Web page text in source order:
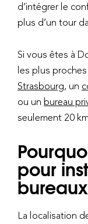
d’intégrer le
plus d’un tour
Si vous êtes à
les plus
Strasbourg, un
ou un bureau
seulement 20
pour
La localisation